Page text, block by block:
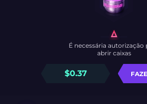
$0.37
É necessária autorização
abrir caixas